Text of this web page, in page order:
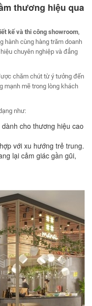
thương hiệu qua
kế và thi công showroom,
hành cùng hàng trăm doanh
chuyên nghiệp và đẳng
chăm chút từ ý tưởng đến
mạnh mẽ trong lòng khách
như:
cho thương hiệu cao
với xu hướng trẻ trung.
lại cảm giác gần gũi,